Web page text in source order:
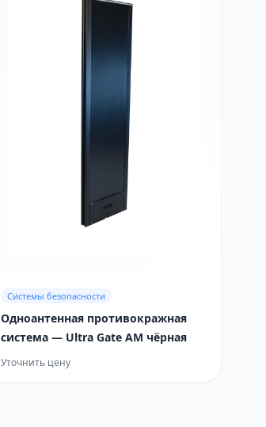
Системы безопасности
Одноантенная противокражная
система — Ultra Gate AM чёрная
Уточнить цену